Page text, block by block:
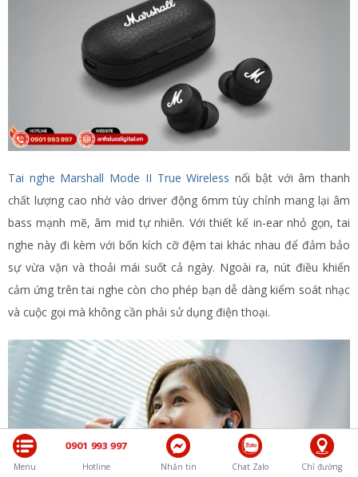
Tai nghe Marshall Mode II True Wireless nổi bật với âm thanh
chất lượng cao nhờ vào driver động 6mm tùy chỉnh mang lại âm
bass mạnh mẽ, âm mid tự nhiên. Với thiết kế in-ear nhỏ gọn, tai
nghe này đi kèm với bốn kích cỡ đệm tai khác nhau để đảm bảo
sự vừa vặn và thoải mái suốt cả ngày. Ngoài ra, nút điều khiển
cảm ứng trên tai nghe còn cho phép bạn dễ dàng kiểm soát nhạc
và cuộc gọi mà không cần phải sử dụng điện thoại​.
Menu
0901 993 997
Hotline Nhắn tin Chat Zalo Chỉ đường